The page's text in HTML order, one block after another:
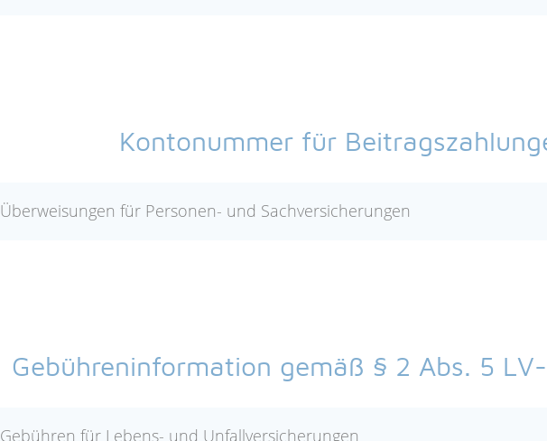
Kontonummer für
Überweisungen für Personen- und Sachversicherungen
Gebühreninformation gemäß § 2 Abs. 5
Gebühren für Lebens- und Unfallversicherungen